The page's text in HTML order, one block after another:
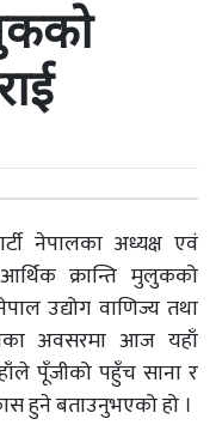
नेपालका अध्यक्ष एवं
आर्थिक क्रान्ति मुलुकको
उद्योग वाणिज्य तथा
अवसरमा आज यहाँ
पूँजीको पहुँच साना र
हुने बताउनुभएको हो ।